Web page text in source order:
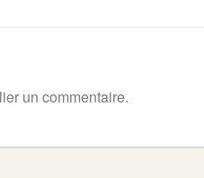
un commentaire.